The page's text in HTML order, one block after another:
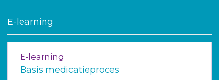
E-learning
E-learning
Basis medicatieproces